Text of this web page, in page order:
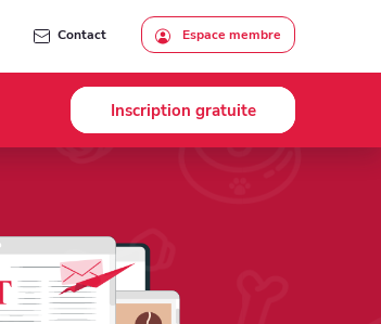
Contact Espace membre
Inscription gratuite